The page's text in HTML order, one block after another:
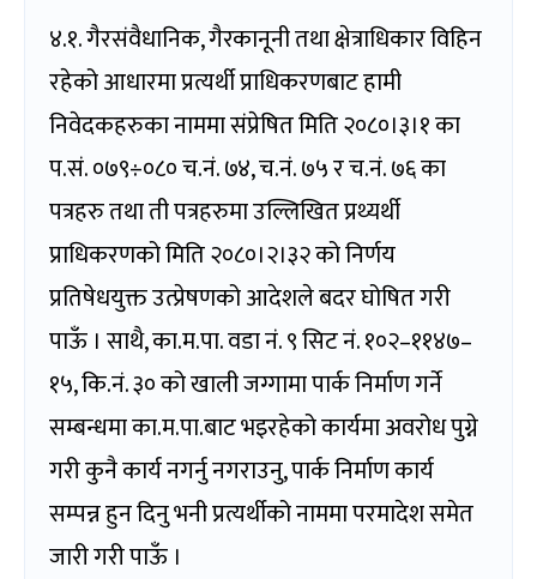
४.१. गैरसंवैधानिक, गैरकानूनी तथा क्षेत्राधिकार विहिन
रहेको आधारमा प्रत्यर्थी प्राधिकरणबाट हामी
निवेदकहरुका नाममा संप्रेषित मिति २०८०।३।१ का
प.सं. ०७९÷०८० च.नं. ७४, च.नं. ७५ र च.नं. ७६ का
पत्रहरु तथा ती पत्रहरुमा उल्लिखित प्रथ्यर्थी
प्राधिकरणको मिति २०८०।२।३२ को निर्णय
प्रतिषेधयुक्त उत्प्रेषणको आदेशले बदर घोषित गरी
पाऊँ । साथै, का.म.पा. वडा नं. ९ सिट नं. १०२–११४७–
१५, कि.नं. ३० को खाली जग्गामा पार्क निर्माण गर्ने
सम्बन्धमा का.म.पा.बाट भइरहेको कार्यमा अवरोध पुग्ने
गरी कुनै कार्य नगर्नु नगराउनु, पार्क निर्माण कार्य
सम्पन्न हुन दिनु भनी प्रत्यर्थीको नाममा परमादेश समेत
जारी गरी पाऊँ ।